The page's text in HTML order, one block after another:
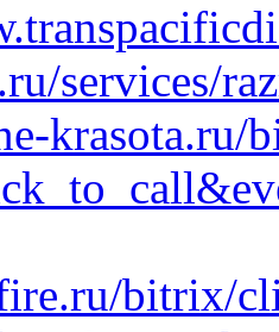
services/
krasota.ru/
bitrix/